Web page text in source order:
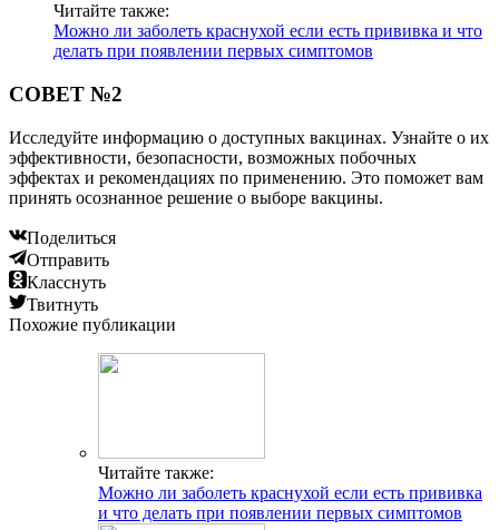
Читайте также:
Можно ли заболеть краснухой если есть прививка и что
делать при появлении первых симптомов
СОВЕТ №2
Исследуйте информацию о доступных вакцинах. Узнайте о их
эффективности, безопасности, возможных побочных
эффектах и рекомендациях по применению. Это поможет вам
принять осознанное решение о выборе вакцины.
Поделиться
Отправить
Класснуть
Твитнуть
Похожие публикации
Читайте также:
Можно ли заболеть краснухой если есть прививка
и что делать при появлении первых симптомов